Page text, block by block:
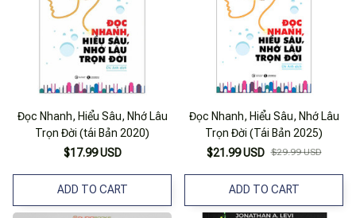
Đọc Nhanh, Hiểu Sâu, Nhớ Lâu
Trọn Đời (tái Bản 2020)
$17.99 USD
ADD TO CART
Đọc Nhanh, Hiểu Sâu, Nhớ Lâu
Trọn Đời (Tái Bản 2025)
$21.99 USD $29.99 USD
ADD TO CART